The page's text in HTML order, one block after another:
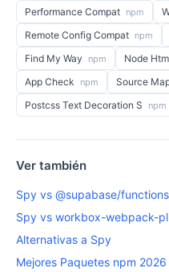
Performance Compat npm
Remote Config Compat npm
Find My Way npm Node
App Check npm Source
Postcss Text Decoration S npm
Ver también
Spy vs @supabase/
Spy vs workbox-webpack-
Alternativas a Spy
Mejores Paquetes npm 2026